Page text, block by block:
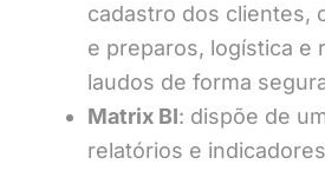
cadastro dos clientes,
e preparos, logística e
laudos de forma
Matrix BI: dispõe de
relatórios e